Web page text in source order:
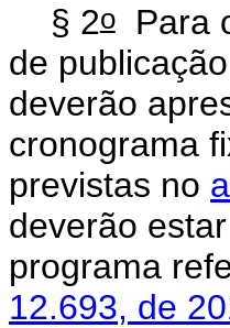
§ 2oPara
de
deverão
cronograma
previstas no
deverão
programa
12.693, de